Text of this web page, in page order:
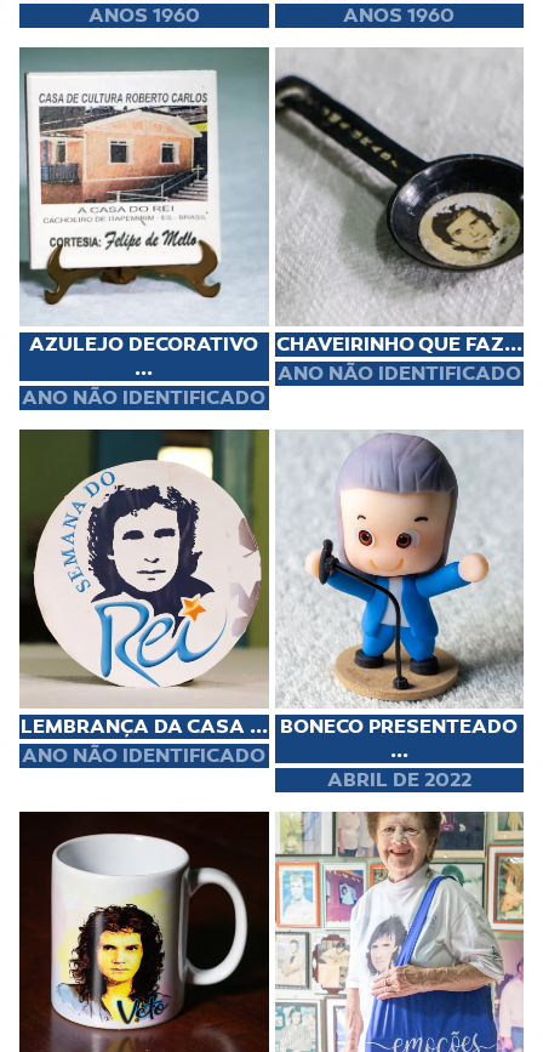
ANOS 1960
ANOS 1960
AZULEJO DECORATIVO
...
ANO NÃO IDENTIFICADO
CHAVEIRINHO QUE FAZ...
ANO NÃO IDENTIFICADO
LEMBRANÇA DA CASA ...
ANO NÃO IDENTIFICADO
BONECO PRESENTEADO
...
ABRIL DE 2022